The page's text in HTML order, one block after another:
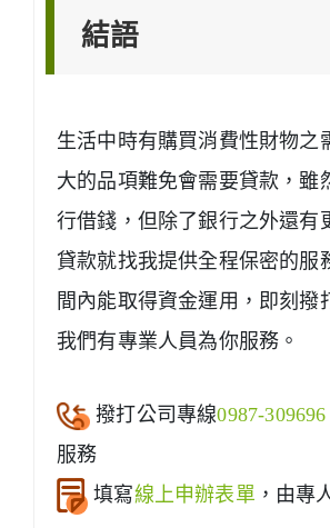
結語
生活中時有購買消費性財物之
大的品項難免會需要貸款，雖
行借錢，但除了銀行之外還有
貸款就找我提供全程保密的服
間內能取得資金運用，即刻撥
我們有專業人員為你服務。
撥打公司專線0987-309696
服務
填寫線上申辦表單 ，由專